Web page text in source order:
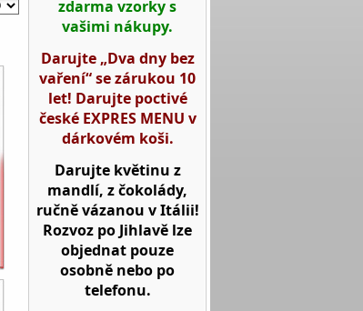
zdarma vzorky s
vašimi nákupy.
Darujte „Dva dny bez
vaření“ se zárukou 10
let! Darujte poctivé
české EXPRES MENU v
dárkovém koši.
Darujte květinu z
mandlí, z čokolády,
ručně vázanou v Itálii!
Rozvoz po Jihlavě lze
objednat pouze
osobně nebo po
telefonu.